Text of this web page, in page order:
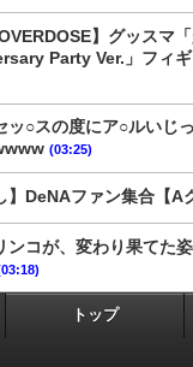
】グッスマ
Party Ver.」フィ
ッ○スの度にア○ルいじ
(03:25)
】DeNAファン集合【A
ンコが、変わり果てた
トップ